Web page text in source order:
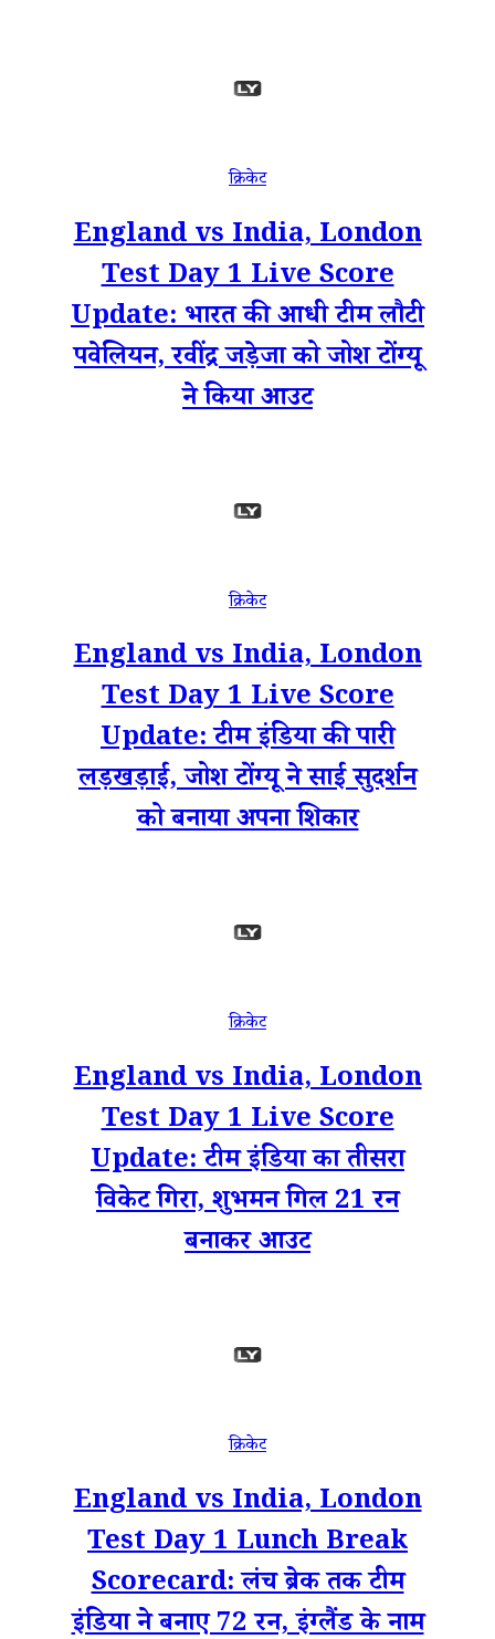
क्रिकेट
England vs India, London
Test Day 1 Live Score
Update: भारत की आधी टीम लौटी
पवेलियन, रवींद्र जड़ेजा को जोश टोंग्यू
ने किया आउट
क्रिकेट
England vs India, London
Test Day 1 Live Score
Update: टीम इंडिया की पारी
लड़खड़ाई, जोश टोंग्यू ने साई सुदर्शन
को बनाया अपना शिकार
क्रिकेट
England vs India, London
Test Day 1 Live Score
Update: टीम इंडिया का तीसरा
विकेट गिरा, शुभमन गिल 21 रन
बनाकर आउट
क्रिकेट
England vs India, London
Test Day 1 Lunch Break
Scorecard: लंच ब्रेक तक टीम
इंडिया ने बनाए 72 रन, इंग्लैंड के नाम